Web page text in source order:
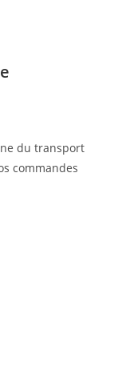
du transport
commandes